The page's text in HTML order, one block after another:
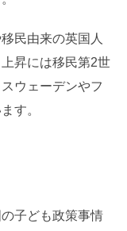
民由来の英国人
昇には移民第2世
ウェーデンやフ
す。
子ども政策事情